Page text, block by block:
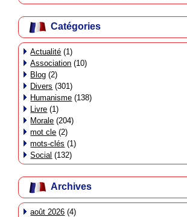
Catégories
Actualité (1)
Association (10)
Blog (2)
Divers (301)
Humanisme (138)
Livre (1)
Morale (204)
mot cle (2)
mots-clés (1)
Social (132)
Archives
août 2026 (4)